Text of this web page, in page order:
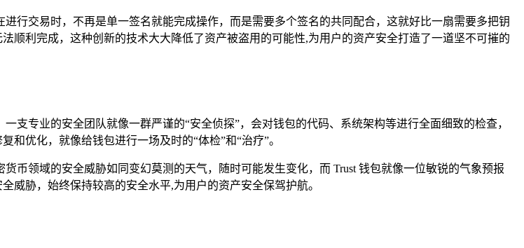
行交易时，不再是单一签名就能完成操作，而是需要多个签名的共同配合，这就好比一扇需要多把钥
顺利完成，这种创新的技术大大降低了资产被盗用的可能性,为用户的资产安全打造了一道坚不可摧的
支专业的安全团队就像一群严谨的“安全侦探”，会对钱包的代码、系统架构等进行全面细致的检查，
优化，就像给钱包进行一场及时的“体检”和“治疗”。
币领域的安全威胁如同变幻莫测的天气，随时可能发生变化，而 Trust 钱包就像一位敏锐的气象预报
威胁，始终保持较高的安全水平,为用户的资产安全保驾护航。